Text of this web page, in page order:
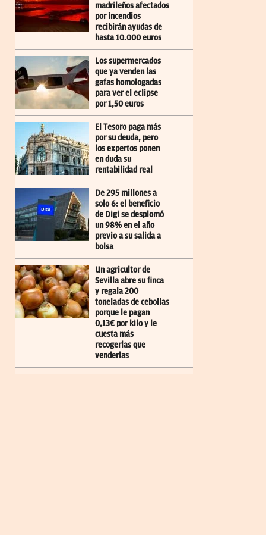
madrileños afectados
por incendios
recibirán ayudas de
hasta 10.000 euros
Los supermercados
que ya venden las
gafas homologadas
para ver el eclipse
por 1,50 euros
El Tesoro paga más
por su deuda, pero
los expertos ponen
en duda su
rentabilidad real
De 295 millones a
solo 6: el beneficio
de Digi se desplomó
un 98% en el año
previo a su salida a
bolsa
Un agricultor de
Sevilla abre su finca
y regala 200
toneladas de cebollas
porque le pagan
0,13€ por kilo y le
cuesta más
recogerlas que
venderlas